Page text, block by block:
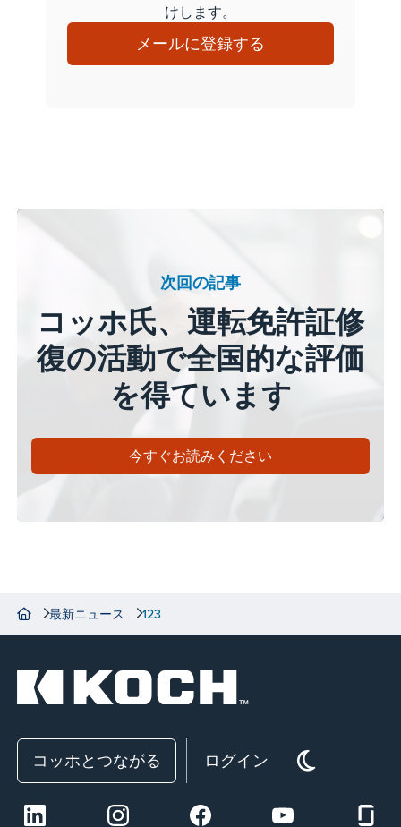
けします。
メールに登録する
次回の記事
コッホ氏、運転免許証修
復の活動で全国的な評価
を得ています
今すぐお読みください
最新ニュース 123
コッホとつながる ログイン